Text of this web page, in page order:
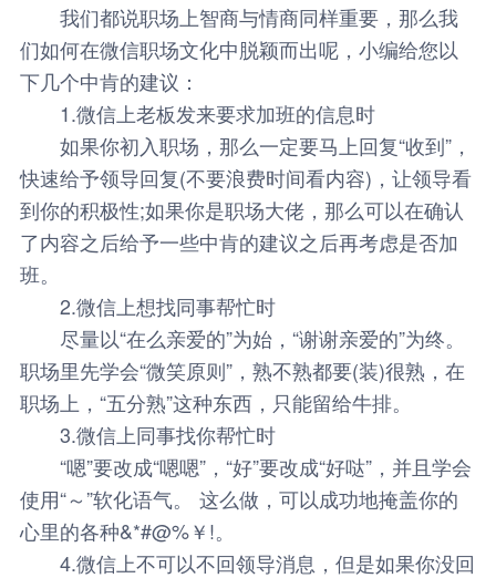
我们都说职场上智商与情商同样重要，那么我
们如何在微信职场文化中脱颖而出呢，小编给您以
下几个中肯的建议：
1.微信上老板发来要求加班的信息时
如果你初入职场，那么一定要马上回复“收到”，
快速给予领导回复(不要浪费时间看内容)，让领导看
到你的积极性;如果你是职场大佬，那么可以在确认
了内容之后给予一些中肯的建议之后再考虑是否加
班。
2.微信上想找同事帮忙时
尽量以“在么亲爱的”为始，“谢谢亲爱的”为终。
职场里先学会“微笑原则”，熟不熟都要(装)很熟，在
职场上，“五分熟”这种东西，只能留给牛排。
3.微信上同事找你帮忙时
“嗯”要改成“嗯嗯”，“好”要改成“好哒”，并且学会
使用“～”软化语气。 这么做，可以成功地掩盖你的
心里的各种&*#@%￥!。
4.微信上不可以不回领导消息，但是如果你没回